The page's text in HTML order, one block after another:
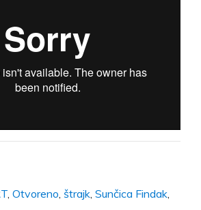
Otvoreno štrajk Sunčica Findak